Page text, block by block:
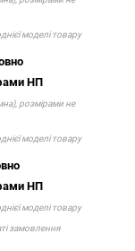
моделі товару
НП
розмірами не
моделі товару
НП
моделі товару
замовлення